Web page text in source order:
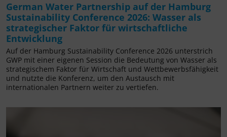
German Water Partnership auf der Hamburg
Sustainability Conference 2026: Wasser als
strategischer Faktor für wirtschaftliche
Entwicklung
Auf der Hamburg Sustainability Conference 2026 unterstrich
GWP mit einer eigenen Session die Bedeutung von Wasser als
strategischem Faktor für Wirtschaft und Wettbewerbsfähigkeit
und nutzte die Konferenz, um den Austausch mit
internationalen Partnern weiter zu vertiefen.